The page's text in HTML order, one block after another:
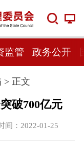
监管 政务公开
> 正文
破700亿元
：2022-01-25